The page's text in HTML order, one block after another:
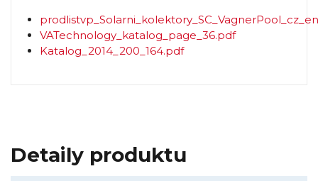
VATechnology_katalog_page_36.pdf
Katalog_2014_200_164.pdf
Detaily produktu